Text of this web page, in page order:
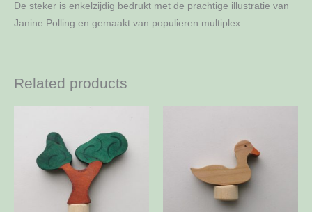
De steker is enkelzijdig bedrukt met de prachtige illustratie van
Janine Polling en gemaakt van populieren multiplex.
Related products